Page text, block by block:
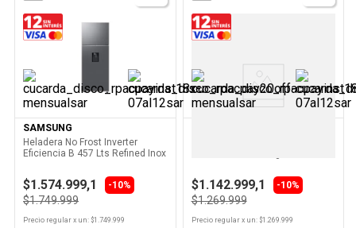
Ver
SAMSUNG
Heladera No Frost Inverter
Eficiencia B 457 Lts Refined Inox
$1.574.999,1 -10%
$1.749.999
Precio regular x un: $1.749.999
Producto
$1.142.999,1 -10%
$1.269.999
Precio regularx un: $1.269.999